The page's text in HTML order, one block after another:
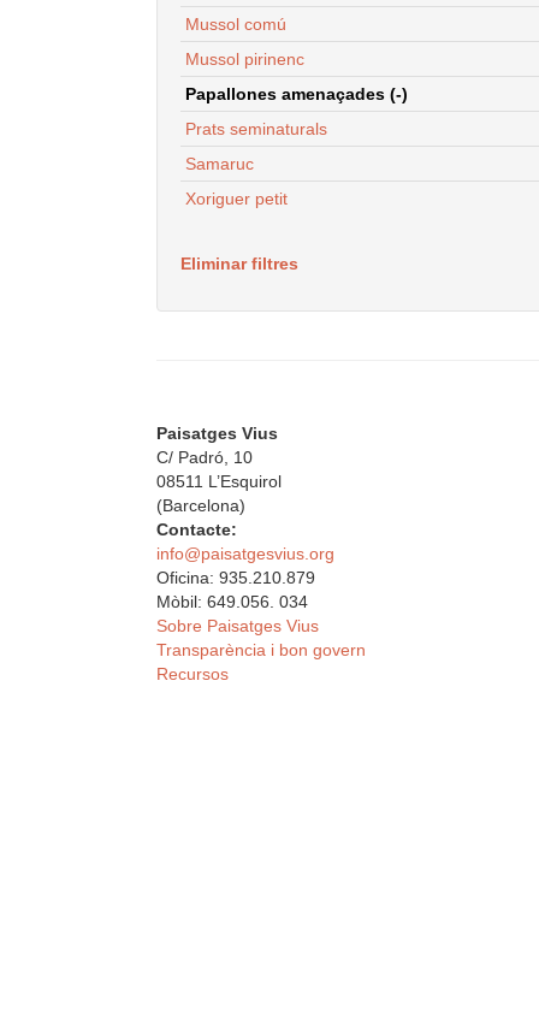
Mussol comú
Mussol pirinenc
Papallones amenaçades (-)
Prats seminaturals
Samaruc
Xoriguer petit
Eliminar filtres
Paisatges Vius
C/ Padró, 10
08511 L’Esquirol
(Barcelona)
Contacte:
info@paisatgesvius.org
Oficina: 935.210.879
Mòbil: 649.056. 034
Sobre Paisatges Vius
Transparència i bon govern
Recursos